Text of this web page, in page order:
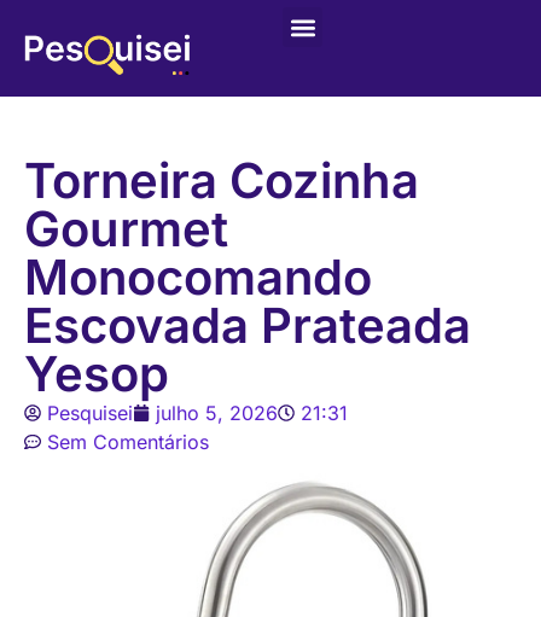
Torneira Cozinha
Gourmet
Monocomando
Escovada Prateada
Yesop
Pesquisei julho 5, 2026
21:31
Sem Comentários